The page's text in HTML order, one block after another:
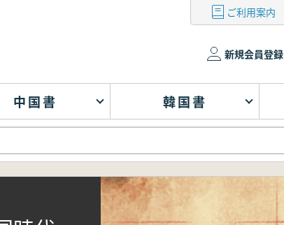
ご利用案内
新規会員登録
中国書 韓国書